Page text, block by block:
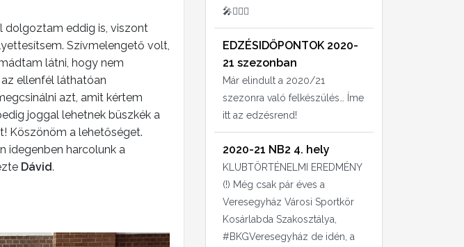
dolgoztam eddig is, viszont
Szívmelengető volt,
látni, hogy nem
ellenfél láthatóan
azt, amit kértem
joggal lehetnek büszkék a
Köszönöm a lehetőséget.
idegenben harcolunk a
Dávid.
🎤⛹🏻‍♀️
EDZÉSIDŐPONTOK 2020-
21 szezonban
Már elindult a 2020/21
szezonra való felkészülés… Íme
itt az edzésrend!
2020-21 NB2 4. hely
KLUBTÖRTÉNELMI EREDMÉNY
(!) Még csak pár éves a
Veresegyház Városi Sportkör
Kosárlabda Szakosztálya,
#BKGVeresegyház de idén, a